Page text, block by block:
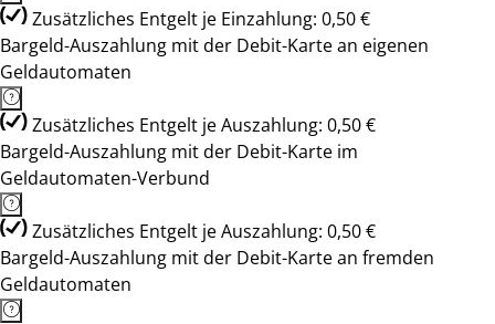
Zusätzliches Entgelt je Einzahlung: 0,50 €
Bargeld-Auszahlung mit der Debit-Karte an eigenen
Geldautomaten
Zusätzliches Entgelt je Auszahlung: 0,50 €
Bargeld-Auszahlung mit der Debit-Karte im
Geldautomaten-Verbund
Zusätzliches Entgelt je Auszahlung: 0,50 €
Bargeld-Auszahlung mit der Debit-Karte an fremden
Geldautomaten